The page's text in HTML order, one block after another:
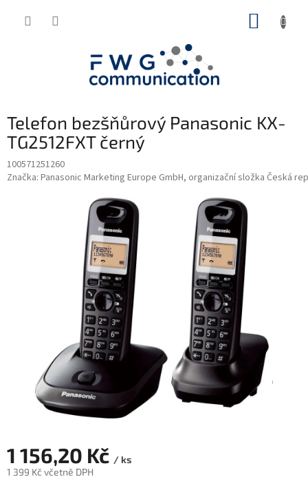
Telefon bezšňůrový Panasonic KX-
TG2512FXT černý
100571251260
Značka: Panasonic Marketing Europe GmbH, organizační složka Česká
1 156,20 Kč / ks
1 399 Kč včetně DPH